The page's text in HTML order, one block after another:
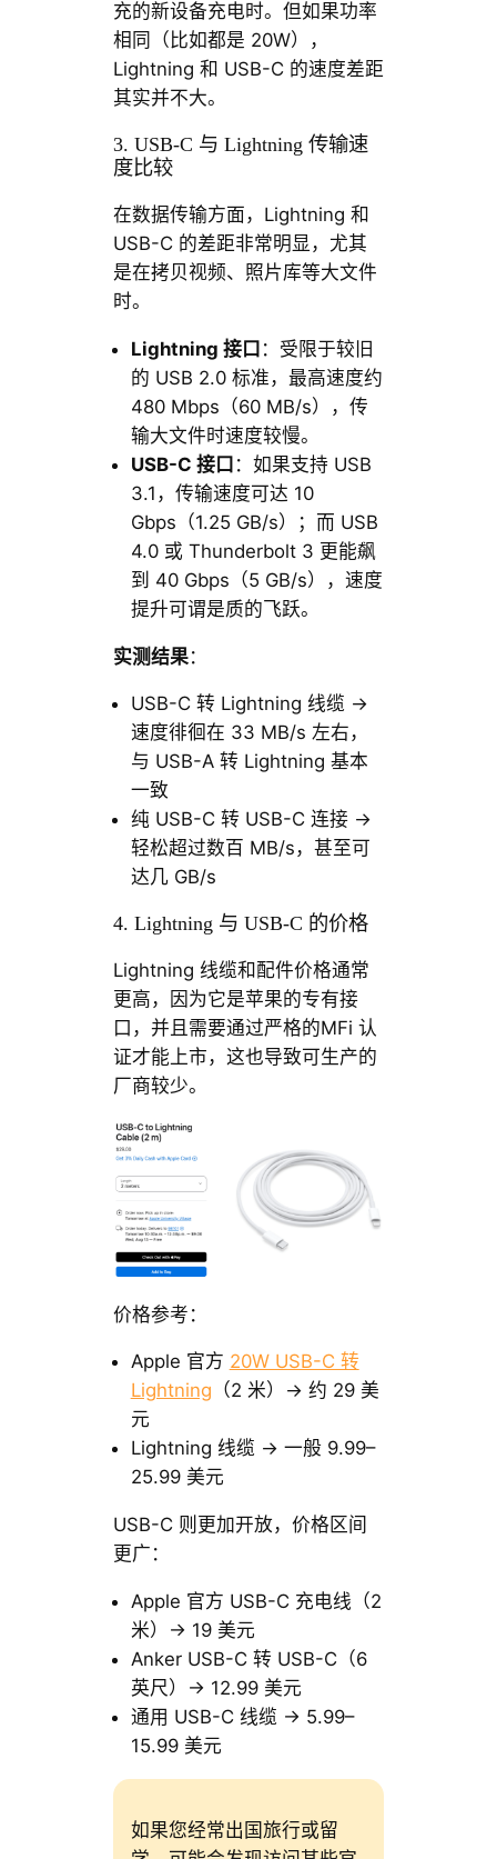
充的新设备充电时。但如果功率
相同（比如都是 20W），
Lightning 和 USB-C 的速度差距
其实并不大。
3. USB-C 与 Lightning 传输速
度比较
在数据传输方面，Lightning 和
USB-C 的差距非常明显，尤其
是在拷贝视频、照片库等大文件
时。
Lightning 接口 ：受限于较旧
的 USB 2.0 标准，最高速度约
480 Mbps（60 MB/s），传
输大文件时速度较慢。
USB-C 接口 ：如果支持 USB
3.1，传输速度可达 10
Gbps（1.25 GB/s）；而 USB
4.0 或 Thunderbolt 3 更能飙
到 40 Gbps（5 GB/s），速度
提升可谓是质的飞跃。
实测结果：
USB-C 转 Lightning 线缆 →
速度徘徊在 33 MB/s 左右，
与 USB-A 转 Lightning 基本
一致
纯 USB-C 转 USB-C 连接 →
轻松超过数百 MB/s，甚至可
达几 GB/s
4. Lightning 与 USB-C 的价格
Lightning 线缆和配件价格通常
更高，因为它是苹果的专有接
口，并且需要通过严格的MFi 认
证才能上市，这也导致可生产的
厂商较少。
价格参考：
Apple 官方 20W USB-C 转
Lightning （2 米）→ 约 29 美
元
Lightning 线缆 → 一般 9.99–
25.99 美元
USB-C 则更加开放，价格区间
更广：
Apple 官方 USB-C 充电线（2
米）→ 19 美元
Anker USB-C 转 USB-C（6
英尺）→ 12.99 美元
通用 USB-C 线缆 → 5.99–
15.99 美元
如果您经常出国旅行或留